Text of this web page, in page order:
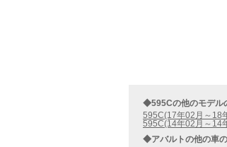
◆595Cの他のモデル
595C(17年02月～18
595C(14年02月～14
◆アバルトの他の車